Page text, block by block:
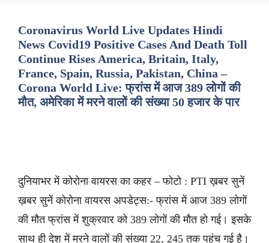
Coronavirus World Live Updates Hindi
News Covid19 Positive Cases And Death Toll
Continue Rises America, Britain, Italy,
France, Spain, Russia, Pakistan, China –
Corona World Live: फ्रांस में आज 389 लोगों की
मौत, अमेरिका में मरने वालों की संख्या 50 हजार के पार
दुनियाभर में कोरोना वायरस का कहर – फोटो : PTI ख़बर सुनें
ख़बर सुनें कोरोना वायरस अपडेट्स:- फ्रांस में आज 389 लोगों
की मौत फ्रांस में शुक्रवार को 389 लोगों की मौत हो गई। इसके
साथ ही देश में मरने वालों की संख्या 22, 245 तक पहुंच गई है।